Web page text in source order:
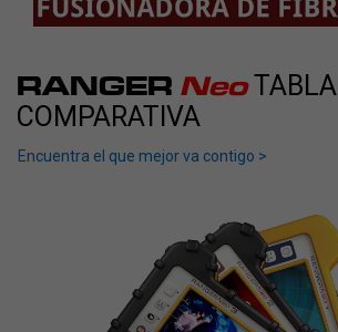
RANGER NeoTABLA
COMPARATIVA
Encuentra el que mejor va contigo >